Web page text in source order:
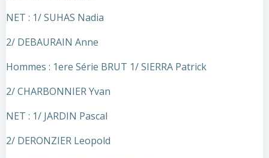
NET : 1/ SUHAS Nadia
2/ DEBAURAIN Anne
Hommes : 1ere Série BRUT 1/ SIERRA Patrick
2/ CHARBONNIER Yvan
NET : 1/ JARDIN Pascal
2/ DERONZIER Leopold